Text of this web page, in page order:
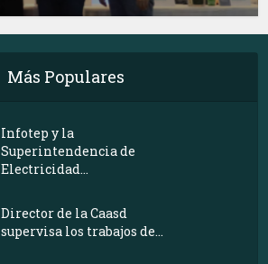
Más Populares
Infotep y la
Superintendencia de
Electricidad...
Director de la Caasd
supervisa los trabajos de...